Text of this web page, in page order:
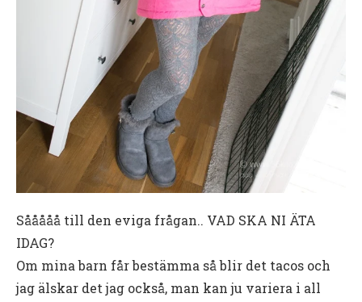
Sååååå till den eviga frågan.. VAD SKA NI ÄTA
IDAG?
Om mina barn får bestämma så blir det tacos och
jag älskar det jag också, man kan ju variera i all